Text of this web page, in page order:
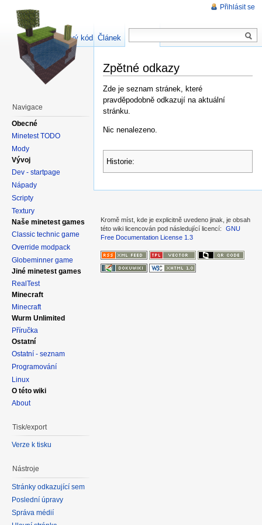
Zpětné odkazy
Zde je seznam stránek, které
pravděpodobně odkazují na aktuální
stránku.
Nic nenalezeno.
Historie:
Přihlásit se
Článek
Zdrojový kód stránky
Navigace
Obecné
Minetest TODO
Mody
Vývoj
Dev - startpage
Nápady
Scripty
Textury
Naše minetest games
Classic technic game
Override modpack
Globeminner game
Jiné minetest games
RealTest
Minecraft
Minecraft
Wurm Unlimited
Příručka
Ostatní
Ostatní - seznam
Programování
Linux
O této wiki
About
Tisk/export
Verze k tisku
Nástroje
Stránky odkazující sem
Poslední úpravy
Správa médií
Kromě míst, kde je explicitně uvedeno jinak, je obsah
této wiki licencován pod následující licencí:
GNU
Free Documentation License 1.3